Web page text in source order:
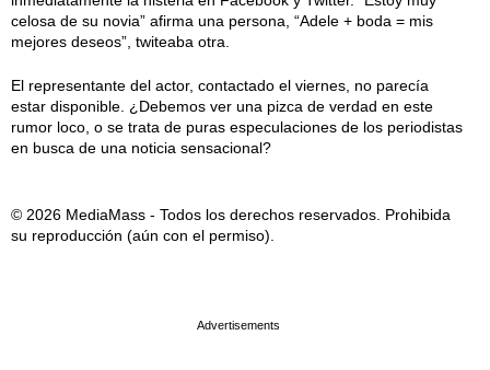
celosa de su novia” afirma una persona, “Adele + boda = mis
mejores deseos”, twiteaba otra.
El representante del actor, contactado el viernes, no parecía
estar disponible. ¿Debemos ver una pizca de verdad en este
rumor loco, o se trata de puras especulaciones de los periodistas
en busca de una noticia sensacional?
© 2026 MediaMass - Todos los derechos reservados. Prohibida
su reproducción (aún con el permiso).